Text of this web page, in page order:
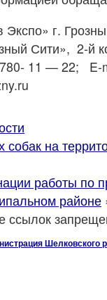
г.
Сити», 2-й
11 — 22; E-
на
работы по
районе
ссылок
Шелковского